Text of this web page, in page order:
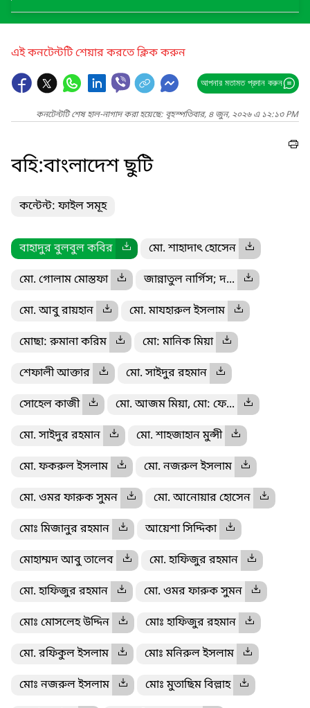
এই কনটেন্টটি শেয়ার করতে ক্লিক করুন
আপনার মতামত প্রদান করুন
কনটেন্টটি শেষ হাল-নাগাদ করা হয়েছে: বৃহস্পতিবার, ৪ জুন, ২০২৬ এ ১২:১৩ PM
বহি:বাংলাদেশ ছুটি
কন্টেন্ট: ফাইল সমূহ
বাহাদুর বুলবুল কবির মো. শাহাদাৎ হোসেন
মো. গোলাম মোস্তফা জান্নাতুল নার্গিস; দ...
মো. আবু রায়হান মো. মাযহারুল ইসলাম
মোছা: রুমানা করিম মো: মানিক মিয়া
শেফালী আক্তার মো. সাইদুর রহমান
সোহেল কাজী মো. আজম মিয়া, মো: ফে...
মো. সাইদুর রহমান মো. শাহজাহান মুন্সী
মো. ফকরুল ইসলাম মো. নজরুল ইসলাম
মো. ওমর ফারুক সুমন মো. আনোয়ার হোসেন
মোঃ মিজানুর রহমান আয়েশা সিদ্দিকা
মোহাম্মদ আবু তালেব মো. হাফিজুর রহমান
মো. হাফিজুর রহমান মো. ওমর ফারুক সুমন
মোঃ মোসলেহ উদ্দিন মোঃ হাফিজুর রহমান
মো. রফিকুল ইসলাম মোঃ মনিরুল ইসলাম
মোঃ নজরুল ইসলাম মোঃ মুতাছিম বিল্লাহ